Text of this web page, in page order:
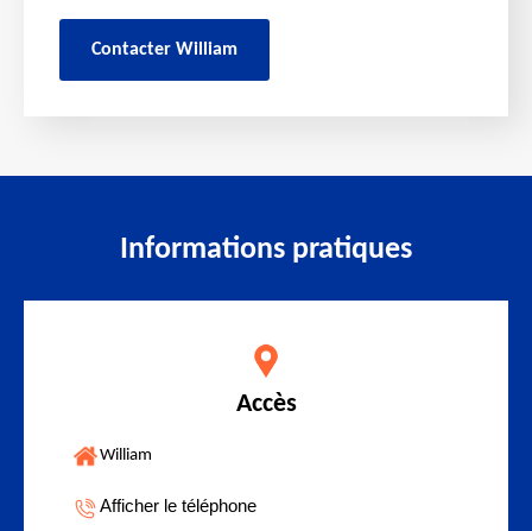
Contacter William
Informations pratiques
Accès
William
Afficher le téléphone